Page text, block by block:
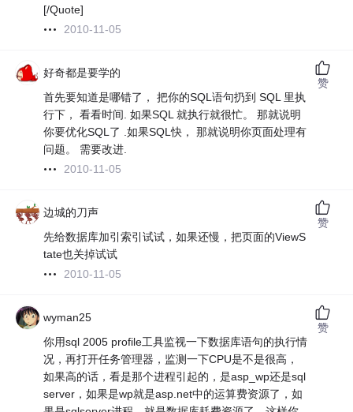
[/Quote]
2010-11-05
好奇都是要学的
首先要知道是哪错了， 把你的SQL语句扔到 SQL 里执
行下， 看看时间. 如果SQL 就执行就很忙。 那就说明
你要优化SQL了 .如果SQL快， 那就说明你页面处理有
问题。 需要改进.
2010-11-05
赞
边城的刀声
先给数据库加引索引试试，如果还慢，把页面的ViewS
tate也关掉试试
2010-11-05
赞
wyman25
你用sql 2005 profile工具监视一下数据库语句的执行情
况，再打开任务管理器，监测一下CPU是不是很高，
如果高的话，看是那个进程引起的，是asp_wp还是sql
server，如果是wp就是asp.net中的运算费资源了，如
赞